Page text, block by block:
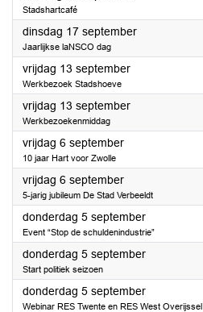
Stadshartcafé
dinsdag 17 september2024
Jaarlijkse laNSCO dag
vrijdag 13 september2024
Werkbezoek Stadshoeve
vrijdag 13 september2024
Werkbezoekenmiddag
vrijdag 6 september2024
10 jaar Hart voor Zwolle
vrijdag 6 september2024
5-jarig jubileum De Stad Verbeeldt
donderdag 5 september2024
Event “Stop de schuldenindustrie”
donderdag 5 september2024
Start politiek seizoen
donderdag 5 september2024
Webinar RES Twente en RES West Overijssel